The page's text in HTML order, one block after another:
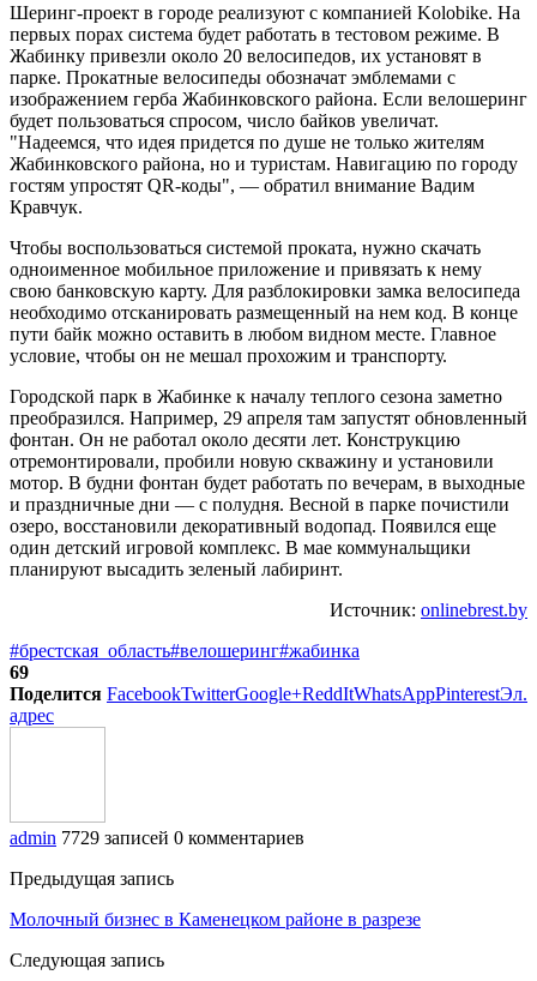
Шеринг-проект в городе реализуют с компанией Kolobike. На
первых порах система будет работать в тестовом режиме. В
Жабинку привезли около 20 велосипедов, их установят в
парке. Прокатные велосипеды обозначат эмблемами с
изображением герба Жабинковского района. Если велошеринг
будет пользоваться спросом, число байков увеличат.
"Надеемся, что идея придется по душе не только жителям
Жабинковского района, но и туристам. Навигацию по городу
гостям упростят QR-коды", — обратил внимание Вадим
Кравчук.
Чтобы воспользоваться системой проката, нужно скачать
одноименное мобильное приложение и привязать к нему
свою банковскую карту. Для разблокировки замка велосипеда
необходимо отсканировать размещенный на нем код. В конце
пути байк можно оставить в любом видном месте. Главное
условие, чтобы он не мешал прохожим и транспорту.
Городской парк в Жабинке к началу теплого сезона заметно
преобразился. Например, 29 апреля там запустят обновленный
фонтан. Он не работал около десяти лет. Конструкцию
отремонтировали, пробили новую скважину и установили
мотор. В будни фонтан будет работать по вечерам, в выходные
и праздничные дни — с полудня. Весной в парке почистили
озеро, восстановили декоративный водопад. Появился еще
один детский игровой комплекс. В мае коммунальщики
планируют высадить зеленый лабиринт.
Источник: onlinebrest.by
#брестская_область#велошеринг#жабинка
69
Поделится FacebookTwitterGoogle+ReddItWhatsAppPinterestЭл.
адрес
admin 7729 записей 0 комментариев
Предыдущая запись
Молочный бизнес в Каменецком районе в разрезе
Следующая запись